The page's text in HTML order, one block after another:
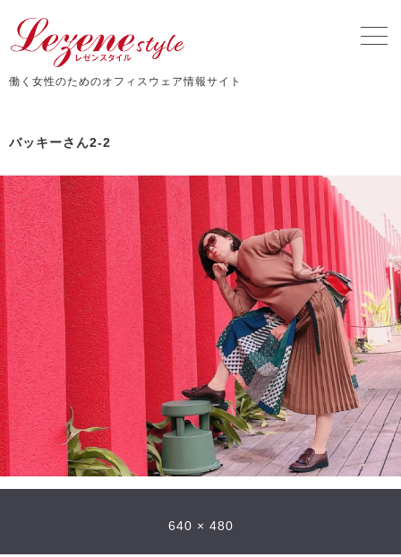
働く女性のためのオフィスウェア情報サイト
バッキーさん2-2
640 × 480